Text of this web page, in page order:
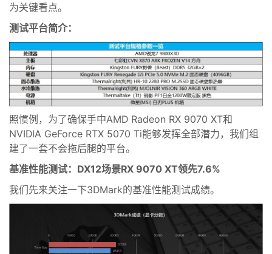
为关键看点。
测试平台简介：
照惯例，为了确保手中AMD Radeon RX 9070 XT和
NVIDIA GeForce RTX 5070 Ti能够发挥全部潜力，我们组
建了一套不会拖后腿的平台。
基准性能测试：DX12场景RX 9070 XT领先7.6%
我们先来关注一下3DMark的基准性能测试成绩。